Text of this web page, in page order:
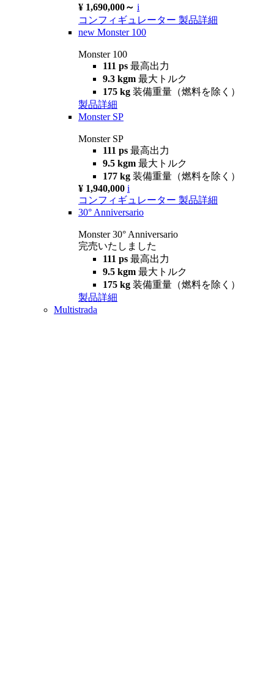
¥ 1,690,000～ i
コンフィギュレーター 製品詳細
new Monster 100
Monster 100
111 ps 最高出力
9.3 kgm 最大トルク
175 kg 装備重量（燃料を除く）
製品詳細
Monster SP
Monster SP
111 ps 最高出力
9.5 kgm 最大トルク
177 kg 装備重量（燃料を除く）
¥ 1,940,000 i
コンフィギュレーター 製品詳細
30° Anniversario
Monster 30° Anniversario
完売いたしました
111 ps 最高出力
9.5 kgm 最大トルク
175 kg 装備重量（燃料を除く）
製品詳細
Multistrada